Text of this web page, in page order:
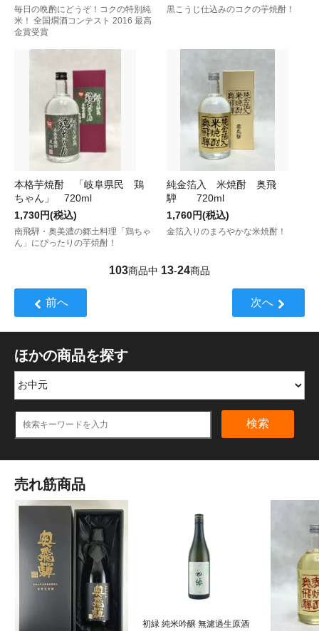
毎日の晩酌にどうぞ！コクの特別純
米！ 全国燗酒コンテスト 2016 最高
金賞受賞
黒こうじ仕込みのコクの芋焼酎！
本格芋焼酎 「岐阜県民 鶏
ちゃん」 720ml
1,730円(税込)
南飛騨・奥美濃の郷土料理「鶏ちゃ
ん」にぴったりの芋焼酎！
純金箔入 米焼酎 奥飛
騨 720ml
1,760円(税込)
金箔入りのまろやかな米焼酎！
103商品中 13-24商品
前へ 次へ
ほかの商品を探す
検索
売れ筋商品
初緑 純米吟醸 無濾過生原酒